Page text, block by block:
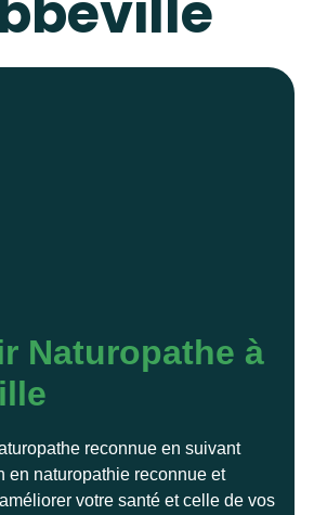
Naturopathe à
reconnue en suivant
en naturopathie reconnue et
votre santé et celle de vos